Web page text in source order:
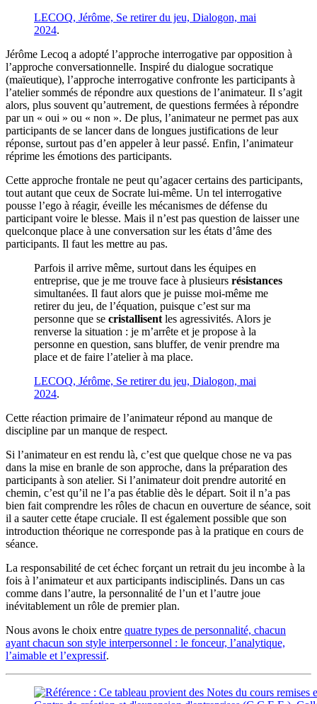
LECOQ, Jérôme, Se retirer du jeu, Dialogon, mai
2024.
Jérôme Lecoq a adopté l’approche interrogative par opposition à
l’approche conversationnelle. Inspiré du dialogue socratique
(maïeutique), l’approche interrogative confronte les participants à
l’atelier sommés de répondre aux questions de l’animateur. Il s’agit
alors, plus souvent qu’autrement, de questions fermées à répondre
par un « oui » ou « non ». De plus, l’animateur ne permet pas aux
participants de se lancer dans de longues justifications de leur
réponse, surtout pas d’en appeler à leur passé. Enfin, l’animateur
réprime les émotions des participants.
Cette approche frontale ne peut qu’agacer certains des participants,
tout autant que ceux de Socrate lui-même. Un tel interrogative
pousse l’ego à réagir, éveille les mécanismes de défense du
participant voire le blesse. Mais il n’est pas question de laisser une
quelconque place à une conversation sur les états d’âme des
participants. Il faut les mettre au pas.
Parfois il arrive même, surtout dans les équipes en
entreprise, que je me trouve face à plusieurs résistances
simultanées. Il faut alors que je puisse moi-même me
retirer du jeu, de l’équation, puisque c’est sur ma
personne que se cristallisent les agressivités. Alors je
renverse la situation : je m’arrête et je propose à la
personne en question, sans bluffer, de venir prendre ma
place et de faire l’atelier à ma place.
LECOQ, Jérôme, Se retirer du jeu, Dialogon, mai
2024.
Cette réaction primaire de l’animateur répond au manque de
discipline par un manque de respect.
Si l’animateur en est rendu là, c’est que quelque chose ne va pas
dans la mise en branle de son approche, dans la préparation des
participants à son atelier. Si l’animateur doit prendre autorité en
chemin, c’est qu’il ne l’a pas établie dès le départ. Soit il n’a pas
bien fait comprendre les rôles de chacun en ouverture de séance, soit
il a sauter cette étape cruciale. Il est également possible que son
introduction théorique ne corresponde pas à la pratique en cours de
séance.
La responsabilité de cet échec forçant un retrait du jeu incombe à la
fois à l’animateur et aux participants indisciplinés. Dans un cas
comme dans l’autre, la personnalité de l’un et l’autre joue
inévitablement un rôle de premier plan.
Nous avons le choix entre quatre types de personnalité, chacun
ayant chacun son style interpersonnel : le fonceur, l’analytique,
l’aimable et l’expressif.